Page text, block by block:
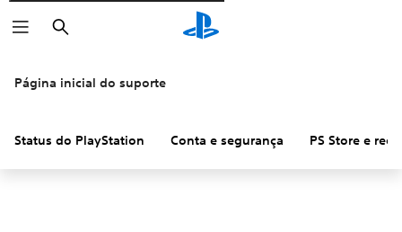
Pesquisar
Página inicial do suporte
Status do PlayStation Conta e segurança PS Store e